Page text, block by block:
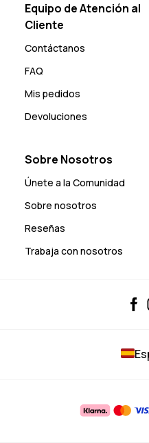
Equipo de Atención al
Cliente
Contáctanos
FAQ
Mis pedidos
Devoluciones
Sobre Nosotros
Únete a la Comunidad
Sobre nosotros
Reseñas
Trabaja con nosotros